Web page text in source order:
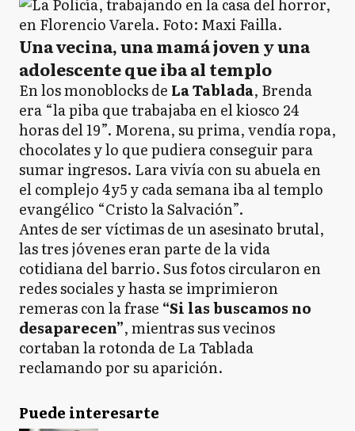
Una vecina, una mamá joven y una
adolescente que iba al templo
En los monoblocks de La Tablada, Brenda
era “la piba que trabajaba en el kiosco 24
horas del 19”. Morena, su prima, vendía ropa,
chocolates y lo que pudiera conseguir para
sumar ingresos. Lara vivía con su abuela en
el complejo 4y5 y cada semana iba al templo
evangélico “Cristo la Salvación”.
Antes de ser víctimas de un asesinato brutal,
las tres jóvenes eran parte de la vida
cotidiana del barrio. Sus fotos circularon en
redes sociales y hasta se imprimieron
remeras con la frase “Si las buscamos no
desaparecen”, mientras sus vecinos
cortaban la rotonda de La Tablada
reclamando por su aparición.
Puede interesarte